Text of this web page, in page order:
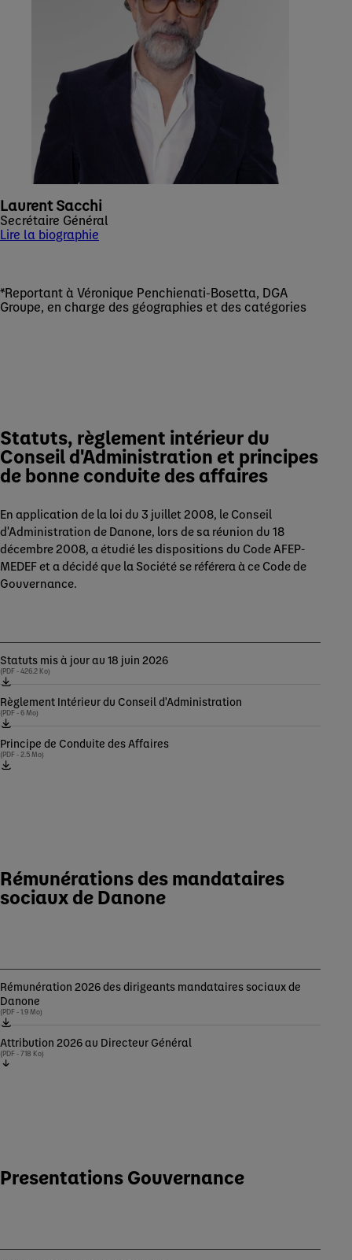
Laurent Sacchi
Secrétaire Général
Lire la biographie
*Reportant à Véronique Penchienati-Bosetta, DGA
Groupe, en charge des géographies et des catégories
Statuts, règlement intérieur du
Conseil d'Administration et principes
de bonne conduite des affaires
En application de la loi du 3 juillet 2008, le Conseil
d'Administration de Danone, lors de sa réunion du 18
décembre 2008, a étudié les dispositions du Code AFEP-
MEDEF et a décidé que la Société se référera à ce Code de
Gouvernance.
Statuts mis à jour au 18 juin 2026
(PDF - 426.2 Ko)
Règlement Intérieur du Conseil d'Administration
(PDF - 6 Mo)
Principe de Conduite des Affaires
(PDF - 2.5 Mo)
Rémunérations des mandataires
sociaux de Danone
Rémunération 2026 des dirigeants mandataires sociaux de
Danone
(PDF - 1.9 Mo)
Attribution 2026 au Directeur Général
(PDF - 718 Ko)
Presentations Gouvernance